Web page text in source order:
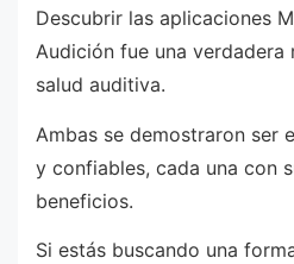
Descubrir las aplicaciones
Audición fue una verdadera
salud auditiva.
Ambas se demostraron ser
y confiables, cada una con
beneficios.
Si estás buscando una